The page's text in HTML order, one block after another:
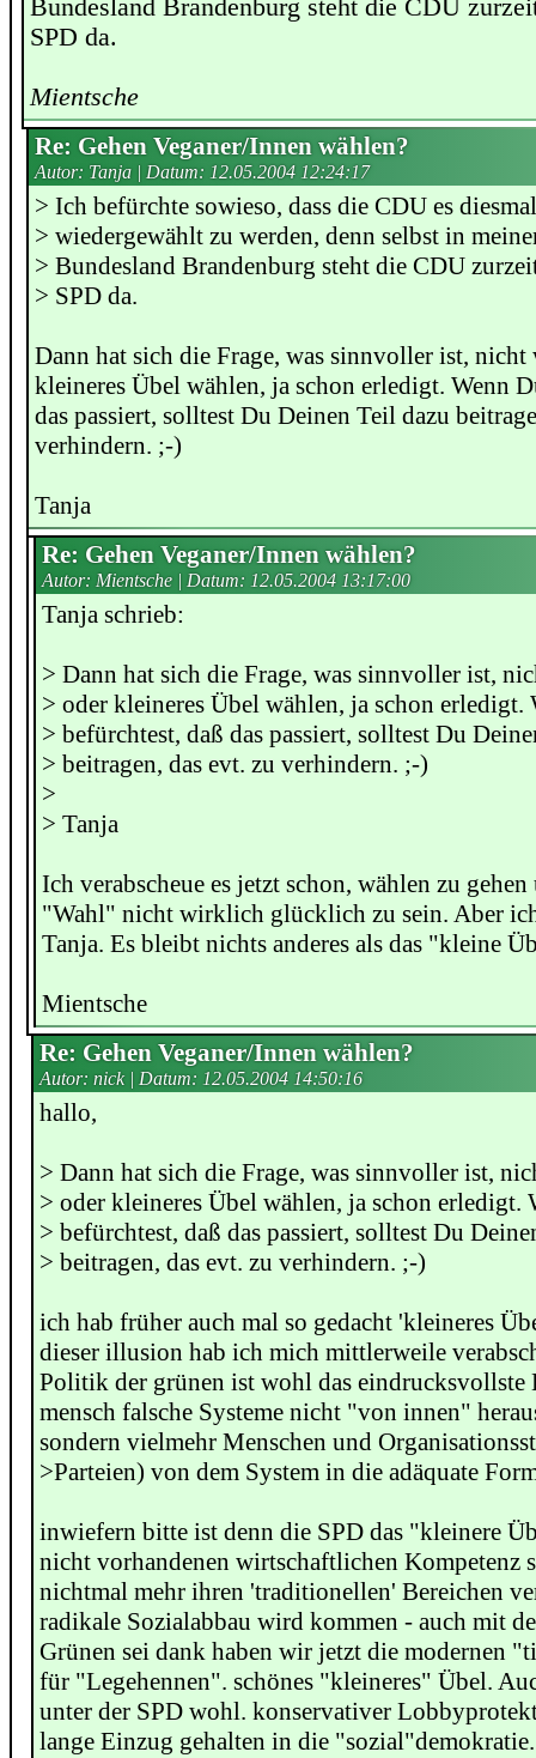
Bundesland Brandenburg steht die CDU
SPD da.
Mientsche
Re: Gehen Veganer/Innen wählen?
Autor: Tanja | Datum: 12.05.2004 12:24:17
> Ich befürchte sowieso, dass die CDU es
> wiedergewählt zu werden, denn selbst in
> Bundesland Brandenburg steht die CDU
> SPD da.
Dann hat sich die Frage, was sinnvoller ist, nicht
kleineres Übel wählen, ja schon erledigt. Wenn
das passiert, solltest Du Deinen Teil dazu
verhindern. ;-)
Tanja
Re: Gehen Veganer/Innen wählen?
Autor: Mientsche | Datum: 12.05.2004 13:17:00
Tanja schrieb:
> Dann hat sich die Frage, was sinnvoller ist,
> oder kleineres Übel wählen, ja schon erledigt.
> befürchtest, daß das passiert, solltest Du
> beitragen, das evt. zu verhindern. ;-)
>
> Tanja
Ich verabscheue es jetzt schon, wählen zu
"Wahl" nicht wirklich glücklich zu sein. Aber
Tanja. Es bleibt nichts anderes als das "kleine
Mientsche
Re: Gehen Veganer/Innen wählen?
Autor: nick | Datum: 12.05.2004 14:50:16
hallo,
> Dann hat sich die Frage, was sinnvoller ist,
> oder kleineres Übel wählen, ja schon erledigt.
> befürchtest, daß das passiert, solltest Du
> beitragen, das evt. zu verhindern. ;-)
ich hab früher auch mal so gedacht 'kleineres
dieser illusion hab ich mich mittlerweile
Politik der grünen ist wohl das eindrucksvollste
mensch falsche Systeme nicht "von innen"
sondern vielmehr Menschen und
>Parteien) von dem System in die adäquate
inwiefern bitte ist denn die SPD das "kleinere
nicht vorhandenen wirtschaftlichen Kompetenz
nichtmal mehr ihren 'traditionellen' Bereichen
radikale Sozialabbau wird kommen - auch mit
Grünen sei dank haben wir jetzt die modernen
für "Legehennen". schönes "kleineres" Übel.
unter der SPD wohl. konservativer
lange Einzug gehalten in die "sozial"demokratie.